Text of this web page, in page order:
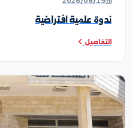
ونشاطات